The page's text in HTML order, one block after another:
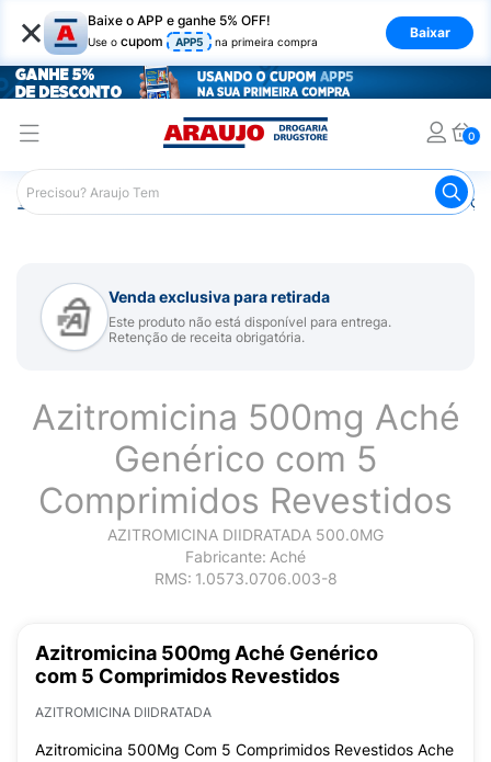
× Baixe o APP e ganhe 5% OFF!
Use o cupom APP5 na primeira compra
Baixar
0
Araujo Medicamentos Remédios para Alergias e
Venda exclusiva para retirada
Este produto não está disponível para entrega.
Retenção de receita obrigatória.
Azitromicina 500mg Aché
Genérico com 5
Comprimidos Revestidos
AZITROMICINA DIIDRATADA 500.0MG
Fabricante: Aché
RMS: 1.0573.0706.003-8
Azitromicina 500mg Aché Genérico
com 5 Comprimidos Revestidos
AZITROMICINA DIIDRATADA
Azitromicina 500Mg Com 5 Comprimidos Revestidos Ache